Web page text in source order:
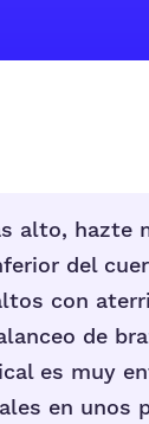
alto, hazte
del
con
de
es muy
en unos